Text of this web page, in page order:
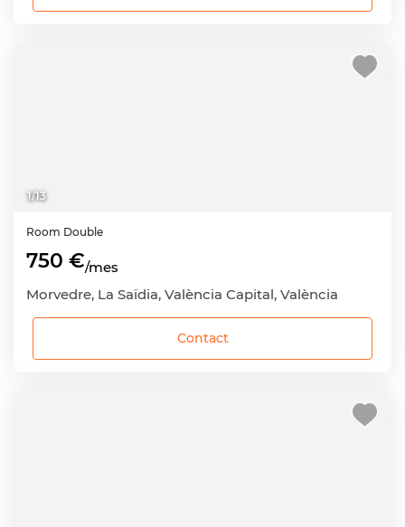
1/13
Room Double
750 €/mes
Morvedre, La Saïdia, València Capital, València
Contact